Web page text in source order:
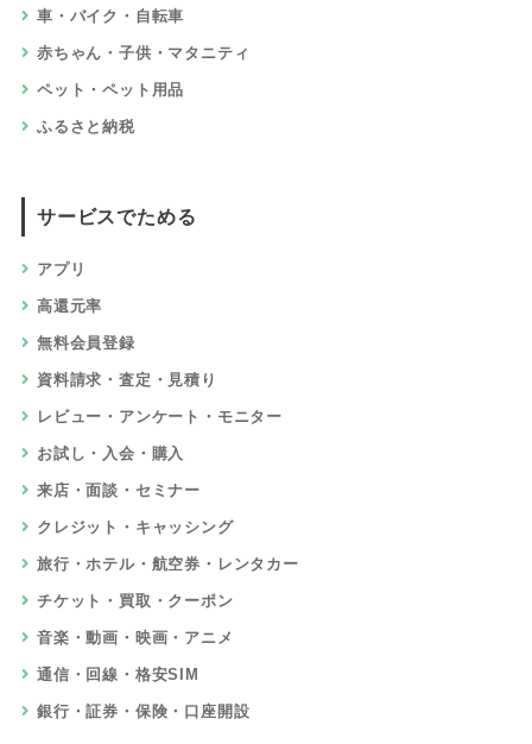
車・バイク・自転車
赤ちゃん・子供・マタニティ
ペット・ペット用品
ふるさと納税
サービスでためる
アプリ
高還元率
無料会員登録
資料請求・査定・見積り
レビュー・アンケート・モニター
お試し・入会・購入
来店・面談・セミナー
クレジット・キャッシング
旅行・ホテル・航空券・レンタカー
チケット・買取・クーポン
音楽・動画・映画・アニメ
通信・回線・格安SIM
銀行・証券・保険・口座開設